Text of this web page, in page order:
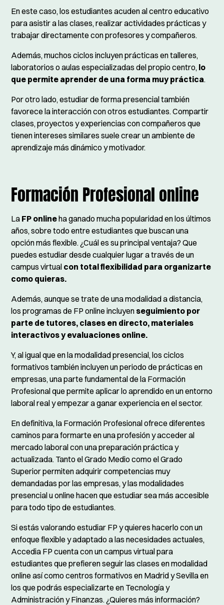
En este caso, los estudiantes acuden al centro educativo
para asistir a las clases, realizar actividades prácticas y
trabajar directamente con profesores y compañeros.
Además, muchos ciclos incluyen prácticas en talleres,
laboratorios o aulas especializadas del propio centro, lo
que permite aprender de una forma muy práctica.
Por otro lado, estudiar de forma presencial también
favorece la interacción con otros estudiantes. Compartir
clases, proyectos y experiencias con compañeros que
tienen intereses similares suele crear un ambiente de
aprendizaje más dinámico y motivador.
Formación Profesional online
La FP onlineha ganado mucha popularidad en los últimos
años, sobre todo entre estudiantes que buscan una
opción más flexible. ¿Cuál es su principal ventaja? Que
puedes estudiar desde cualquier lugar a través de un
campus virtual con total flexibilidad para organizarte
como quieras.
Además, aunque se trate de una modalidad a distancia,
los programas de FP online incluyen seguimiento por
parte de tutores, clases en directo, materiales
interactivos y evaluaciones online.
Y, al igual que en la modalidad presencial, los ciclos
formativos también incluyen un periodo de prácticas en
empresas, una parte fundamental de la Formación
Profesional que permite aplicar lo aprendido en un entorno
laboral real y empezar a ganar experiencia en el sector.
En definitiva, la Formación Profesional ofrece diferentes
caminos para formarte en una profesión y acceder al
mercado laboral con una preparación práctica y
actualizada. Tanto el Grado Medio como el Grado
Superior permiten adquirir competencias muy
demandadas por las empresas, y las modalidades
presencial u online hacen que estudiar sea más accesible
para todo tipo de estudiantes.
Si estás valorando estudiar FP y quieres hacerlo con un
enfoque flexible y adaptado a las necesidades actuales,
Accedia FP cuenta con un campus virtual para
estudiantes que prefieren seguir las clases en modalidad
online así como centros formativos en Madrid y Sevilla en
los que podrás especializarte en Tecnología y
Administración y Finanzas. ¿Quieres más información?